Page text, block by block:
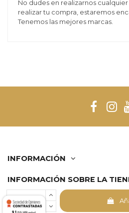
No dudes en realizarnos
realizar tu compra, estaremos
Tenemos las mejores marcas.
INFORMACIÓN
INFORMACIÓN SOBRE LA
Comerciante aprobado por la